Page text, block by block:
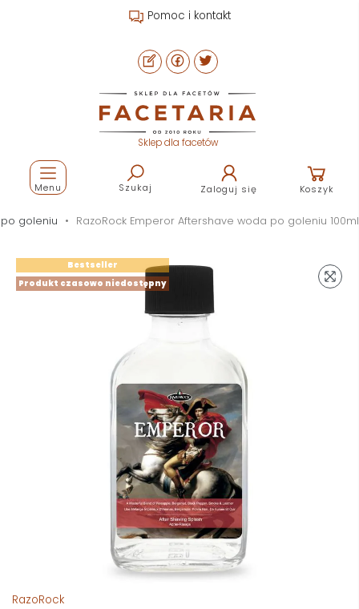
Pomoc i kontakt
Sklep dla facetów
Szukaj Zaloguj się Koszyk
Menu
goleniu RazoRock Emperor Aftershave woda po goleniu 100ml
Produkt czasowo niedostępny
Bestseller
RazoRock